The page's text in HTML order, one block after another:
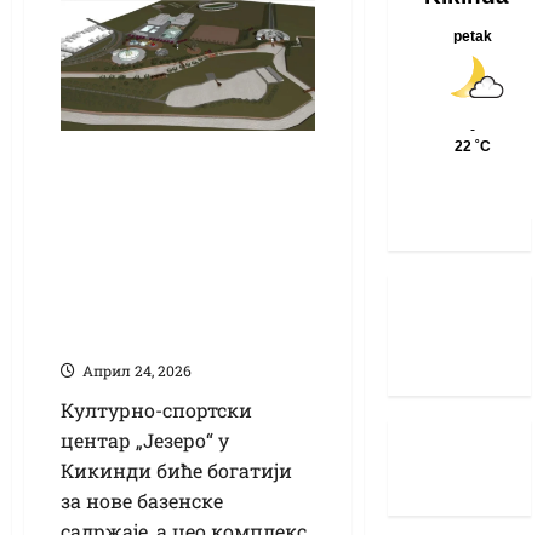
Април 24, 2026
Културно-спортски
центар „Језеро“ у
Кикинди биће богатији
за нове базенске